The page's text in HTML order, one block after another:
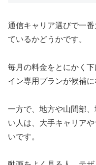
通信キャリア選びで一
ているかどうかです。
毎月の料金をとにかく
イン専用プランが候補に
一方で、地方や山間部
い人は、大手キャリア
いです。